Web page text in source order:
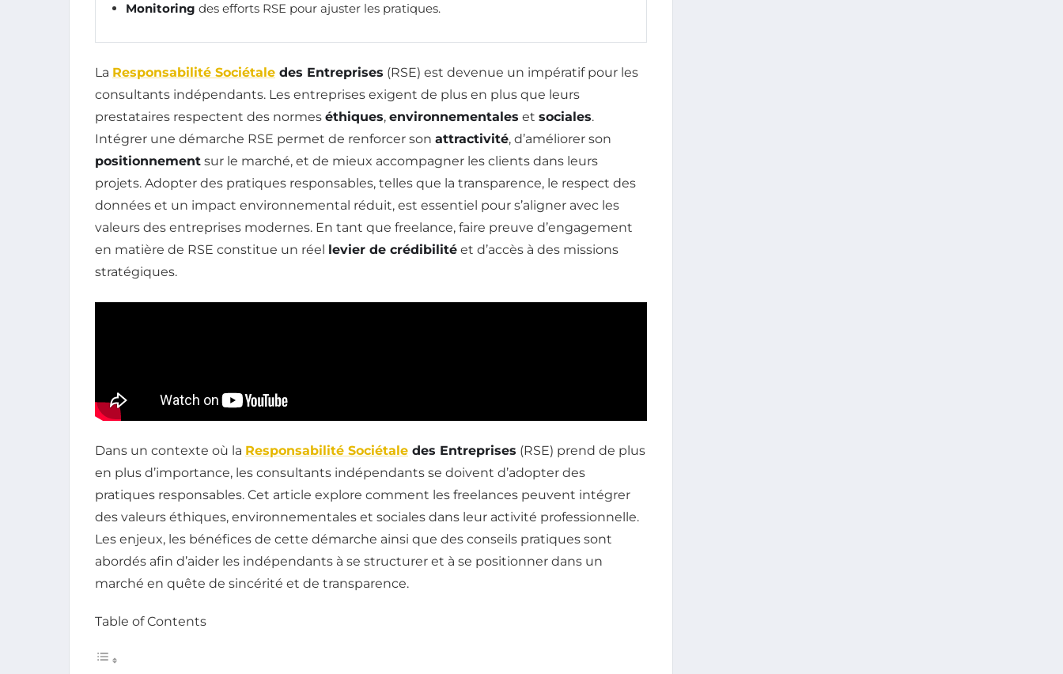
Monitoring des efforts RSE pour ajuster les pratiques.
La Responsabilité Sociétale des Entreprises (RSE) est devenue un impératif pour les
consultants indépendants. Les entreprises exigent de plus en plus que leurs
prestataires respectent des normes éthiques, environnementales et sociales.
Intégrer une démarche RSE permet de renforcer son attractivité, d’améliorer son
positionnement sur le marché, et de mieux accompagner les clients dans leurs
projets. Adopter des pratiques responsables, telles que la transparence, le respect des
données et un impact environnemental réduit, est essentiel pour s’aligner avec les
valeurs des entreprises modernes. En tant que freelance, faire preuve d’engagement
en matière de RSE constitue un réel levier de crédibilité et d’accès à des missions
stratégiques.
Dans un contexte où la Responsabilité Sociétale des Entreprises (RSE) prend de plus
en plus d’importance, les consultants indépendants se doivent d’adopter des
pratiques responsables. Cet article explore comment les freelances peuvent intégrer
des valeurs éthiques, environnementales et sociales dans leur activité professionnelle.
Les enjeux, les bénéfices de cette démarche ainsi que des conseils pratiques sont
abordés afin d’aider les indépendants à se structurer et à se positionner dans un
marché en quête de sincérité et de transparence.
Table of Contents